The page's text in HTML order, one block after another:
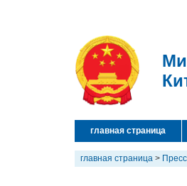
главная страница
главная страница >